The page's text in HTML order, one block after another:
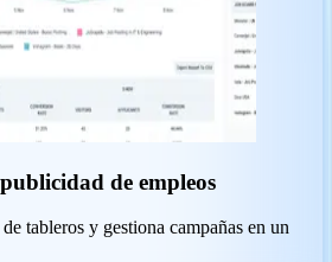
de empleos
tableros y gestiona campañas en un